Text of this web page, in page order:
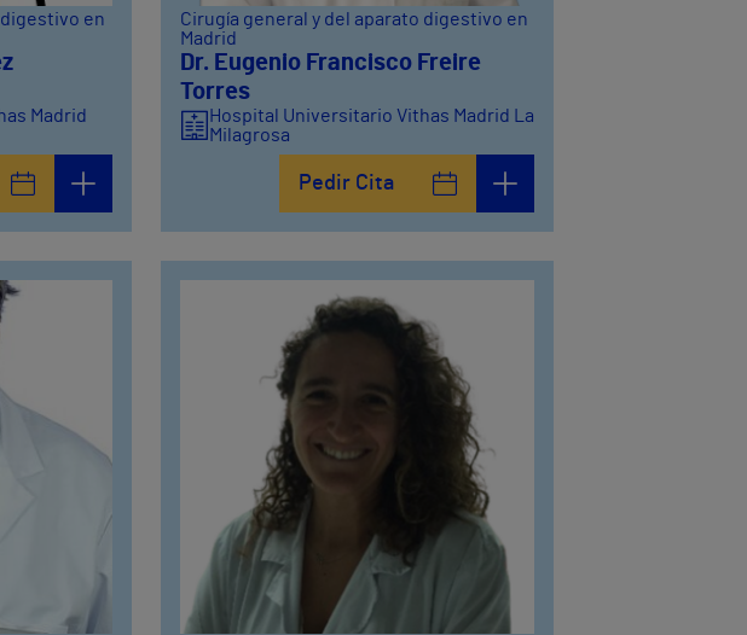
en
Madrid
Cirugía general y del aparato digestivo en
Madrid
Dr. Eugenio Francisco Freire
Torres
Hospital Universitario Vithas Madrid La
Milagrosa
Pedir Cita